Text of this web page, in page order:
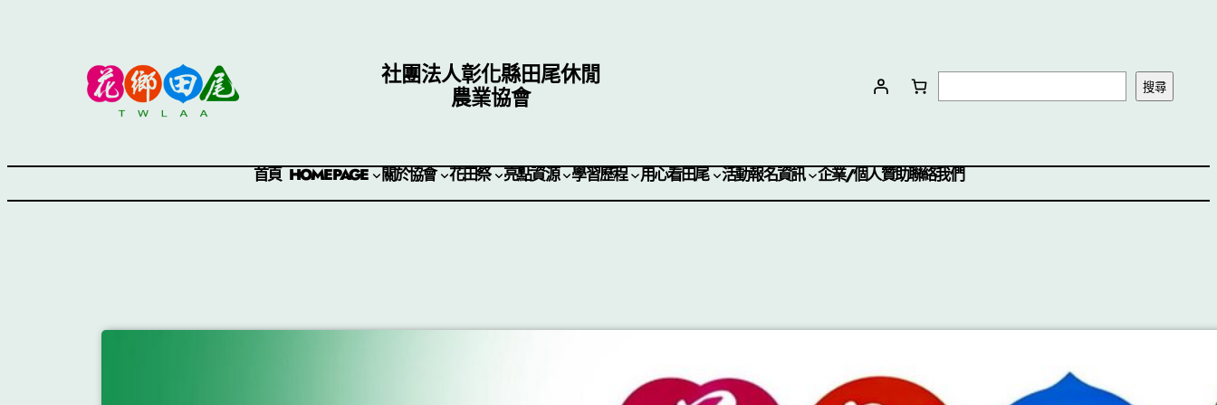
社團法人彰化縣田尾休閒
農業協會
搜尋
首頁 HOMEPAGE 關於協會 花田祭 亮點資源 學習歷程 用心看田尾 活動報名資訊 企業/個人贊助聯絡我們